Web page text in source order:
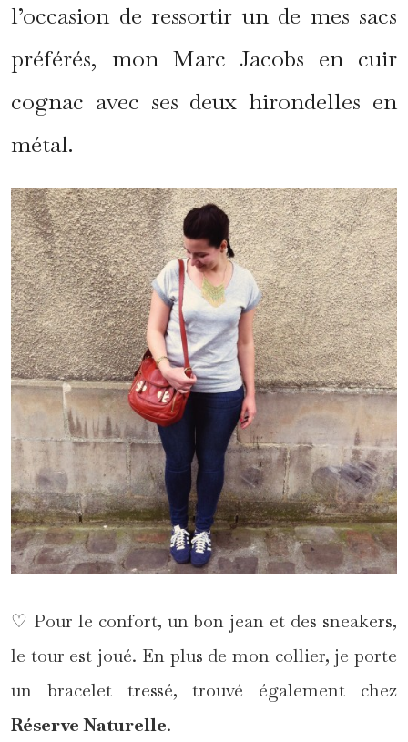
l’occasion de ressortir un de mes sacs
préférés, mon Marc Jacobs en cuir
cognac avec ses deux hirondelles en
métal.
♡ Pour le confort, un bon jean et des sneakers,
le tour est joué. En plus de mon collier, je porte
un bracelet tressé, trouvé également chez
Réserve Naturelle.